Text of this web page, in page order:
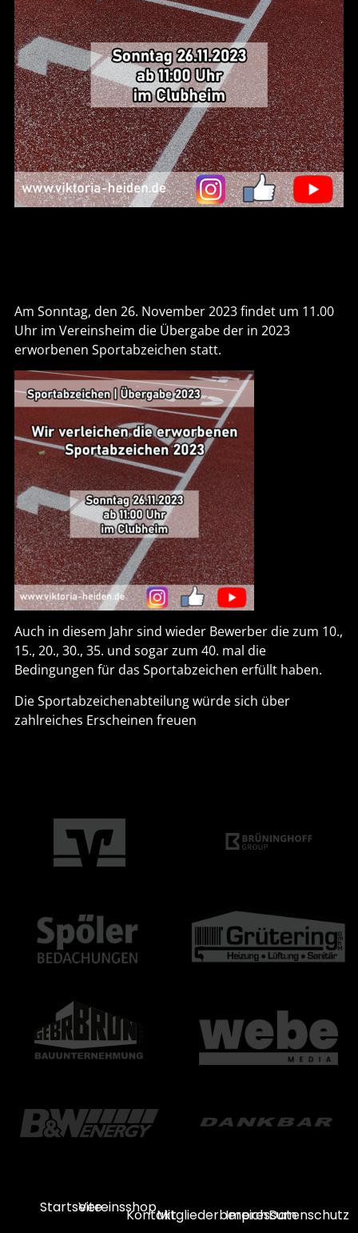
Am Sonntag, den 26. November 2023 findet um 11.00
Uhr im Vereinsheim die Übergabe der in 2023
erworbenen Sportabzeichen statt.
Auch in diesem Jahr sind wieder Bewerber die zum 10.,
15., 20., 30., 35. und sogar zum 40. mal die
Bedingungen für das Sportabzeichen erfüllt haben.
Die Sportabzeichenabteilung würde sich über
zahlreiches Erscheinen freuen
StartseiteVereinsshop
KontaktMitgliederbereich
ImpressumDatenschutz